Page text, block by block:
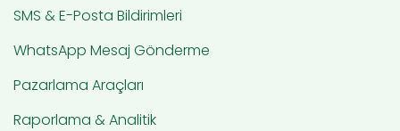
SMS & E-Posta Bildirimleri
WhatsApp Mesaj Gönderme
Pazarlama Araçları
Raporlama & Analitik